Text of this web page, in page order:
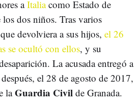
aItaliacomo Estado de
dos niños. Tras varios
devolviera a sus hijos, el 26
se ocultó con ellos, y su
La acusada entregó a
el 28 de agosto de 2017,
laGuardia Civil de Granada.